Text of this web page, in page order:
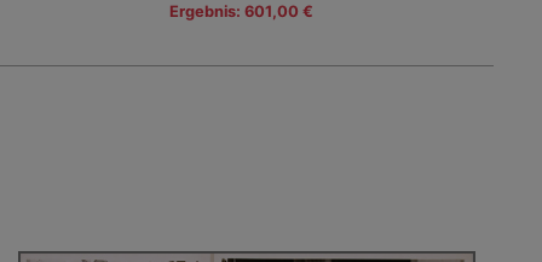
Ergebnis: 601,00 €